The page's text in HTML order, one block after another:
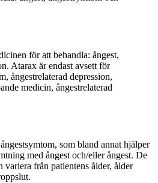
för att behandla: ångest,
Atarax är endast avsett för
ångestrelaterad depression,
medicin, ångestrelaterad
som bland annat hjälper
med ångest och/eller ångest. De
variera från patientens ålder, ålder